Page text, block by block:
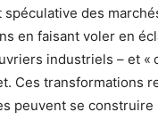
des
en faisant voler en
industriels – et
Ces transformations
peuvent se